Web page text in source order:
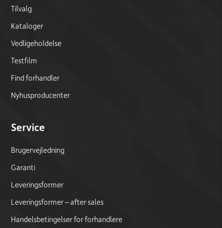
Tilvalg
Kataloger
Vedligeholdelse
Testfilm
Find forhandler
Nyhusproducenter
Service
Brugervejledning
Garanti
Leveringsformer
Leveringsformer – after sales
Handelsbetingelser for forhandlere